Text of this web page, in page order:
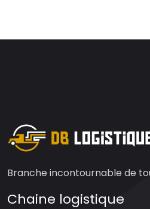
Branche incontournable de
Chaine logistique